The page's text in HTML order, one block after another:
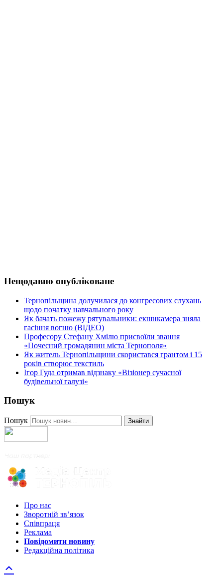
Нещодавно опубліковане
Тернопільщина долучилася до конгресових слухань
щодо початку навчального року
Як бачать пожежу рятувальники: екшнкамера зняла
гасіння вогню (ВІДЕО)
Професору Стефану Хмілю присвоїли звання
«Почесний громадянин міста Тернополя»
Як житель Тернопільщини скористався грантом і 15
років створює текстиль
Ігор Гуда отримав відзнаку «Візіонер сучасної
будівельної галузі»
Пошук
Пошук Знайти
Про нас
Зворотній зв’язок
Співпраця
Реклама
Повідомити новину
Редакційна політика